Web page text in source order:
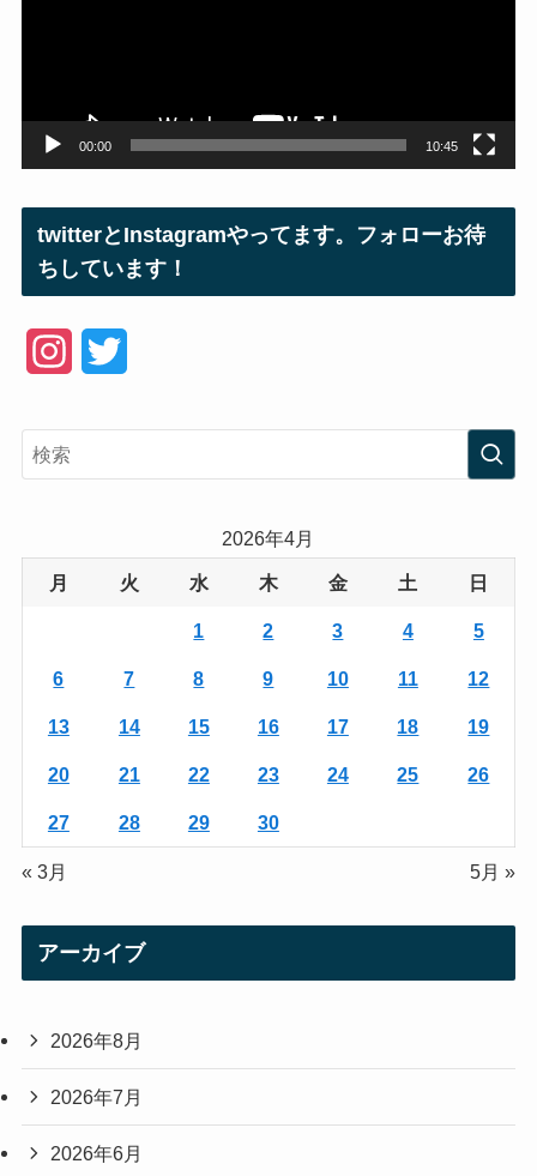
00:00 10:45
twitterとInstagramやってます。フォローお待
ちしています！
e
2026年4月
月 火 水 木 金 土 日
1 2 3 4 5
6 7 8 9 10 11 12
13 14 15 16 17 18 19
20 21 22 23 24 25 26
27 28 29 30
« 3月 5月 »
アーカイブ
2026年8月
2026年7月
2026年6月